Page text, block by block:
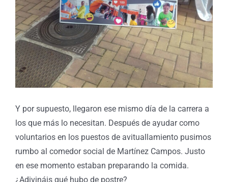
Y por supuesto, llegaron ese mismo día de la carrera a
los que más lo necesitan. Después de ayudar como
voluntarios en los puestos de avituallamiento pusimos
rumbo al comedor social de Martínez Campos. Justo
en ese momento estaban preparando la comida.
¿Adivináis qué hubo de postre?